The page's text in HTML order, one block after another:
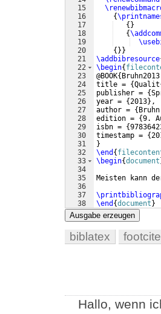
15
16
17
18
19
20
21
22
23
24
25
26
27
28
29
30
31
32
33
34
35
36
37
38
{
{ }
{
{ }}
\addbibresource
\begin{
@BOOK{
title = {Qualit
publisher = {
year = {2013} ,
author = {
edition = {9.
isbn = {
timestamp = {
}
\end {
\begin{document
Meisten kann
\end {document }
Ausgabe erzeugen
biblatex footcite
Hallo, wenn